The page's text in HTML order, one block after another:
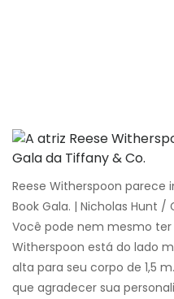
Reese Witherspoon parece
Book Gala. | Nicholas Hunt /
Você pode nem mesmo ter
Witherspoon está do lado
alta para seu corpo de 1,5
que agradecer sua